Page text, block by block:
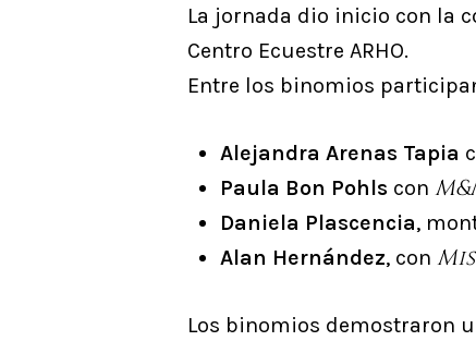
La jornada dio inicio con la
Centro Ecuestre ARHO.
Entre los binomios
Alejandra Arenas Tapia
Paula Bon Pohls con
Daniela Plascencia,
Alan Hernández, con
Los binomios demostraron